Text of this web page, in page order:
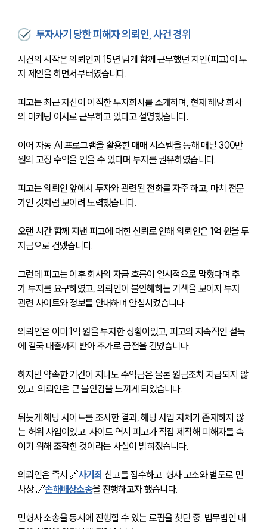
투자사기 당한 피해자 의뢰인, 사건 경위
사건의 시작은 의뢰인과 15년 넘게 함께 근무했던 지인(피고)이 투
자 제안을 하면서부터였습니다.
피고는 최근 자신이 이직한 투자회사를 소개하며, 현재 해당 회사
의 마케팅 이사로 근무하고 있다고 설명했습니다.
이어 자동 AI 프로그램을 활용한 매매 시스템을 통해 매달 300만
원의 고정 수익을 얻을 수 있다며 투자를 권유하였습니다.
피고는 의뢰인 앞에서 투자와 관련된 전화를 자주 하고, 마치 전문
가인 것처럼 보이려 노력했습니다.
오랜 시간 함께 지낸 피고에 대한 신뢰로 인해 의뢰인은 1억 원을 투
자금으로 건넸습니다.
그런데 피고는 이후 회사의 자금 흐름이 일시적으로 막혔다며 추
가 투자를 요구하였고, 의뢰인이 불안해하는 기색을 보이자 투자
관련 사이트와 정보를 안내하며 안심시켰습니다.
의뢰인은 이미 1억 원을 투자한 상황이었고, 피고의 지속적인 설득
에 결국 대출까지 받아 추가로 금전을 건넸습니다.
하지만 약속한 기간이 지나도 수익금은 물론 원금조차 지급되지 않
았고, 의뢰인은 큰 불안감을 느끼게 되었습니다.
뒤늦게 해당 사이트를 조사한 결과, 해당 사업 자체가 존재하지 않
는 허위 사업이었고, 사이트 역시 피고가 직접 제작해 피해자를 속
이기 위해 조작한 것이라는 사실이 밝혀졌습니다.
의뢰인은 즉시 🔗사기죄 신고를 접수하고, 형사 고소와 별도로 민
사상 🔗손해배상소송을 진행하고자 했습니다.
민형사 소송을 동시에 진행할 수 있는 로펌을 찾던 중, 법무법인 대